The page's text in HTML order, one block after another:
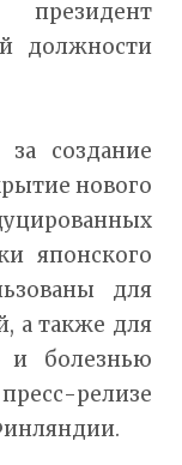
должности
за создание
нового
японского
для
а также для
и болезнью
релизе